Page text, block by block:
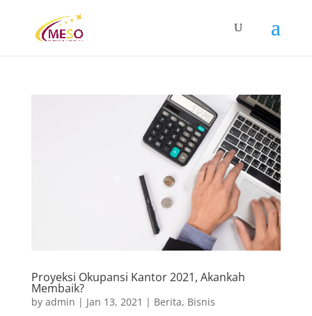
Proyeksi Okupansi Kantor 2021, Akankah
Membaik?
by admin | Jan 13, 2021 | Berita, Bisnis